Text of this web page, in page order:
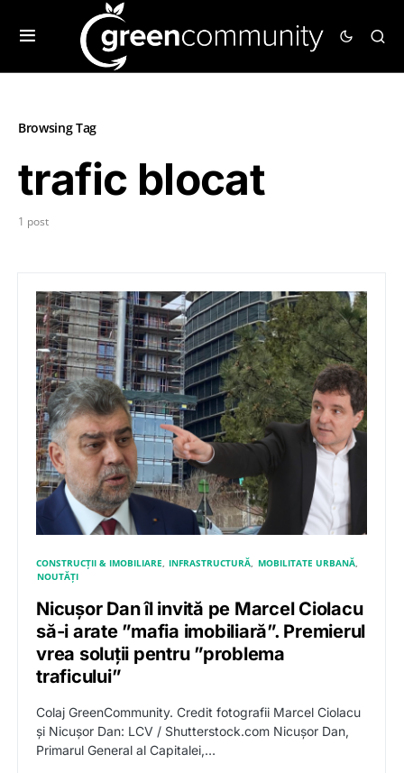
Browsing Tag
trafic blocat
1 post
CONSTRUCȚII & IMOBILIARE INFRASTRUCTURĂ MOBILITATE URBANĂ
NOUTĂȚI
Nicușor Dan îl invită pe Marcel Ciolacu
să-i arate ”mafia imobiliară”. Premierul
vrea soluții pentru ”problema
traficului”
Colaj GreenCommunity. Credit fotografii Marcel Ciolacu
și Nicușor Dan: LCV / Shutterstock.com Nicușor Dan,
Primarul General al Capitalei,…